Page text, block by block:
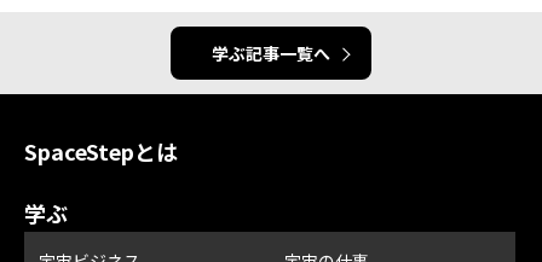
学ぶ記事一覧へ
SpaceStepとは
学ぶ